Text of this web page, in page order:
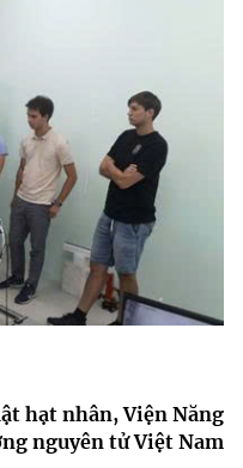
hạt nhân, Viện Năng
nguyên tử Việt Nam